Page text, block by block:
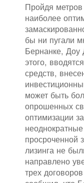
Пройдя
наиболее
бы ни пугали
Бернанке, Доу
этого,
средств,
может быть
опрошенных
оптимизации
просроченной
лизинга не
направлено
трех